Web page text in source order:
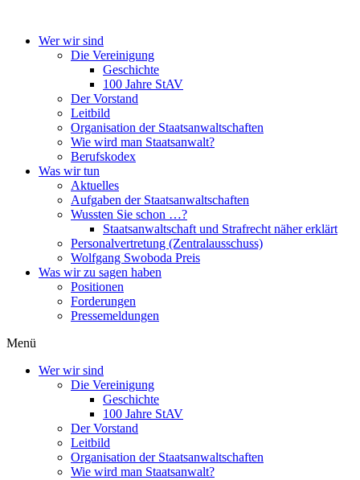
Wer wir sind
Die Vereinigung
Geschichte
100 Jahre StAV
Der Vorstand
Leitbild
Organisation der Staatsanwaltschaften
Wie wird man Staatsanwalt?
Berufskodex
Was wir tun
Aktuelles
Aufgaben der Staatsanwaltschaften
Wussten Sie schon …?
Staatsanwaltschaft und Strafrecht näher erklärt
Personalvertretung (Zentralausschuss)
Wolfgang Swoboda Preis
Was wir zu sagen haben
Positionen
Forderungen
Pressemeldungen
Menü
Wer wir sind
Die Vereinigung
Geschichte
100 Jahre StAV
Der Vorstand
Leitbild
Organisation der Staatsanwaltschaften
Wie wird man Staatsanwalt?